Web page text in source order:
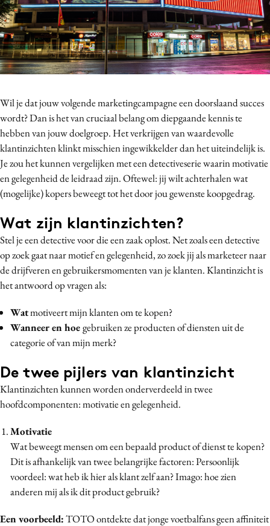
Bureaus
Campagnes
Carriere
Contentmarketing
Customer Experience
Data & Insights
Design
Digital transformation
Diversiteit
Effectiviteit
Influencer marketing
Interne communicatie
Martech
Media
Programmatic
Reputatie & crisis
Wil je dat jouw volgende marketingcampagne een doorslaand succes
wordt? Dan is het van cruciaal belang om diepgaande kennis te
hebben van jouw doelgroep. Het verkrijgen van waardevolle
klantinzichten klinkt misschien ingewikkelder dan het uiteindelijk is.
Je zou het kunnen vergelijken met een detectiveserie waarin motivatie
en gelegenheid de leidraad zijn. Oftewel: jij wilt achterhalen wat
(mogelijke) kopers beweegt tot het door jou gewenste koopgedrag.
Wat zijn klantinzichten?
Stel je een detective voor die een zaak oplost. Net zoals een detective
op zoek gaat naar motief en gelegenheid, zo zoek jij als marketeer naar
dedrijfveren en gebruikersmomentenvan je klanten. Klantinzicht is
het antwoord op vragen als:
Watmotiveert mijn klanten om te kopen?
Wanneer en hoegebruiken ze producten of diensten uit de
categorie of van mijn merk?
De twee pijlers van klantinzicht
Klantinzichten kunnen worden onderverdeeld in twee
hoofdcomponenten: motivatie en gelegenheid.
Motivatie
Wat beweegt mensen om een bepaald product of dienst te kopen?
Dit is afhankelijk van twee belangrijke factoren: Persoonlijk
voordeel: wat heb ik hier als klant zelf aan? Imago: hoe zien
anderen mij als ik dit product gebruik?
Een voorbeeld:TOTO ontdekte dat jonge voetbalfans geen affiniteit